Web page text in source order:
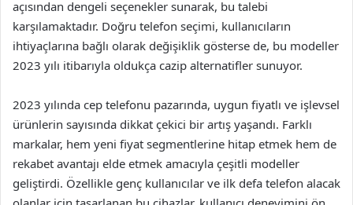
açısından dengeli seçenekler sunarak, bu talebi
karşılamaktadır. Doğru telefon seçimi, kullanıcıların
ihtiyaçlarına bağlı olarak değişiklik gösterse de, bu modeller
2023 yılı itibarıyla oldukça cazip alternatifler sunuyor.
2023 yılında cep telefonu pazarında, uygun fiyatlı ve işlevsel
ürünlerin sayısında dikkat çekici bir artış yaşandı. Farklı
markalar, hem yeni fiyat segmentlerine hitap etmek hem de
rekabet avantajı elde etmek amacıyla çeşitli modeller
geliştirdi. Özellikle genç kullanıcılar ve ilk defa telefon alacak